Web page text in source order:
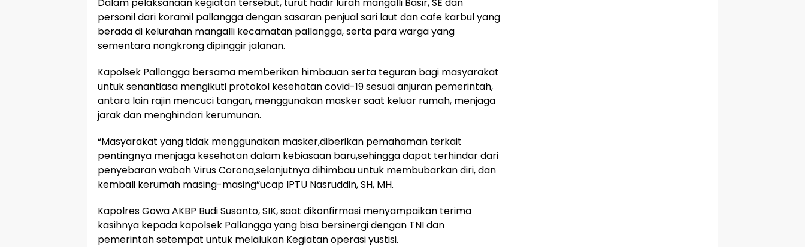
personil dari koramil pallangga dengan sasaran penjual sari laut dan cafe karbul yang
berada di kelurahan mangalli kecamatan pallangga, serta para warga yang
sementara nongkrong dipinggir jalanan.
Kapolsek Pallangga bersama memberikan himbauan serta teguran bagi masyarakat
untuk senantiasa mengikuti protokol kesehatan covid-19 sesuai anjuran pemerintah,
antara lain rajin mencuci tangan, menggunakan masker saat keluar rumah, menjaga
jarak dan menghindari kerumunan.
“Masyarakat yang tidak menggunakan masker,diberikan pemahaman terkait
pentingnya menjaga kesehatan dalam kebiasaan baru,sehingga dapat terhindar dari
penyebaran wabah Virus Corona,selanjutnya dihimbau untuk membubarkan diri, dan
kembali kerumah masing-masing”ucap IPTU Nasruddin, SH, MH.
Kapolres Gowa AKBP Budi Susanto, SIK, saat dikonfirmasi menyampaikan terima
kasihnya kepada kapolsek Pallangga yang bisa bersinergi dengan TNI dan
pemerintah setempat untuk melalukan Kegiatan operasi yustisi.